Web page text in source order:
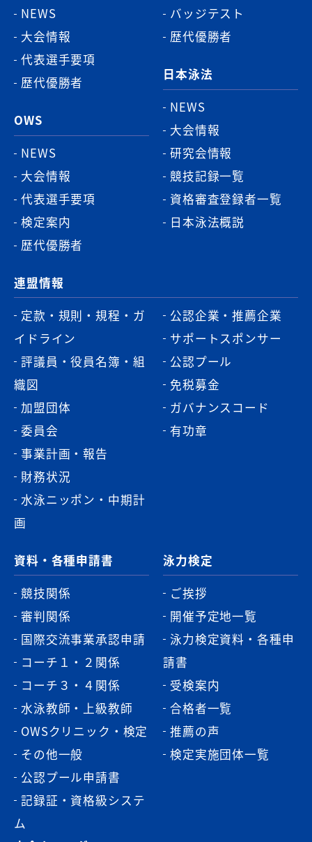
NEWS
大会情報
代表選手要項
歴代優勝者
OWS
NEWS
大会情報
代表選手要項
検定案内
歴代優勝者
バッジテスト
歴代優勝者
日本泳法
NEWS
大会情報
研究会情報
競技記録一覧
資格審査登録者一覧
日本泳法概説
連盟情報
定款・規則・規程・ガ
イドライン
評議員・役員名簿・組
織図
加盟団体
委員会
事業計画・報告
財務状況
水泳ニッポン・中期計
画
公認企業・推薦企業
サポートスポンサー
公認プール
免税募金
ガバナンスコード
有功章
資料・各種申請書
競技関係
審判関係
国際交流事業承認申請
コーチ１・２関係
コーチ３・４関係
水泳教師・上級教師
OWSクリニック・検定
その他一般
公認プール申請書
記録証・資格級システ
ム
泳力検定
ご挨拶
開催予定地一覧
泳力検定資料・各種申
請書
受検案内
合格者一覧
推薦の声
検定実施団体一覧